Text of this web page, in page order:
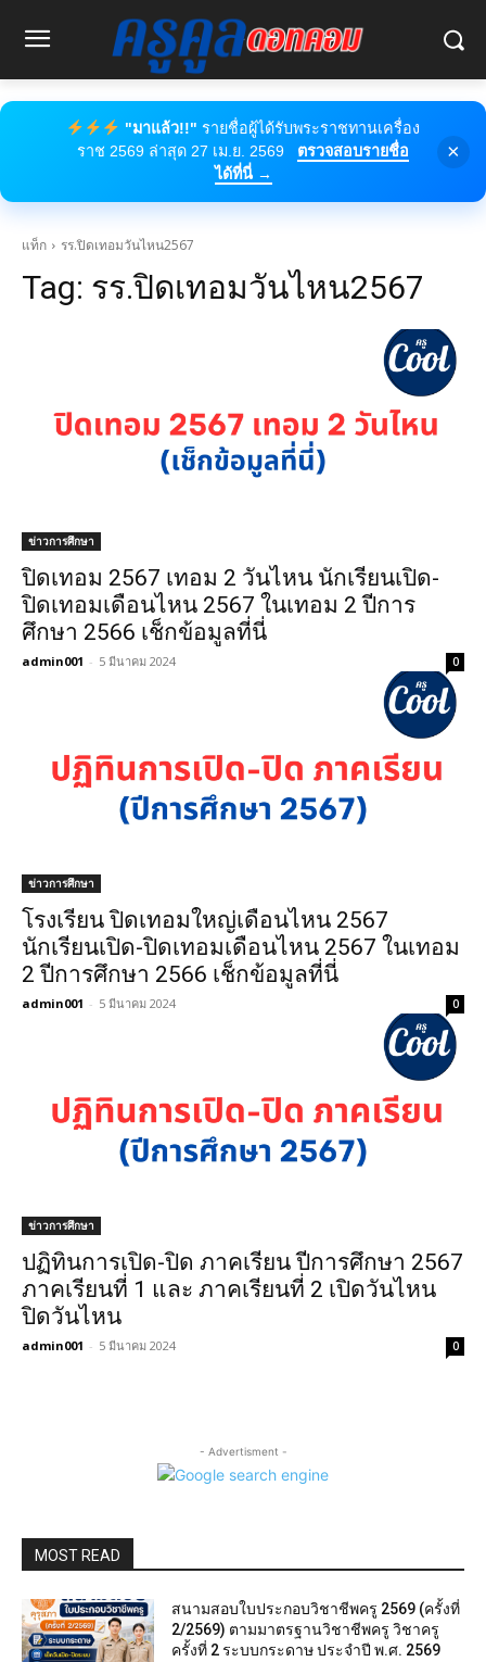
"มาแล้ว!!" รายชื่อผู้ได้รับพระราชทานเครื่อง
ราช 2569 ล่าสุด 27 เม.ย. 2569
ตรวจสอบรายชื่อ
ได้ที่นี่ →
×
แท็ก รร.ปิดเทอมวันไหน2567
Tag: รร.ปิดเทอมวันไหน2567
ข่าวการศึกษา
ปิดเทอม 2567 เทอม 2 วันไหน นักเรียนเปิด-
ปิดเทอมเดือนไหน 2567 ในเทอม 2 ปีการ
ศึกษา 2566 เช็กข้อมูลที่นี่
admin001 - 5 มีนาคม 2024 0
ข่าวการศึกษา
โรงเรียน ปิดเทอมใหญ่เดือนไหน 2567
นักเรียนเปิด-ปิดเทอมเดือนไหน 2567 ในเทอม
2 ปีการศึกษา 2566 เช็กข้อมูลที่นี่
admin001 - 5 มีนาคม 2024 0
ข่าวการศึกษา
ปฏิทินการเปิด-ปิด ภาคเรียน ปีการศึกษา 2567
ภาคเรียนที่ 1 และ ภาคเรียนที่ 2 เปิดวันไหน
ปิดวันไหน
admin001 - 5 มีนาคม 2024 0
- Advertisment -
MOST READ
สนามสอบใบประกอบวิชาชีพครู 2569 (ครั้งที่
2/2569) ตามมาตรฐานวิชาชีพครู วิชาครู
ครั้งที่ 2 ระบบกระดาษ ประจำปี พ.ศ. 2569